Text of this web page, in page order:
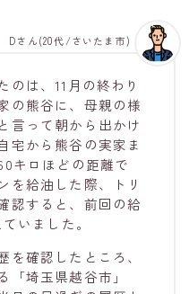
のは、11月の終わり
の熊谷に、母親の様
言って朝から出かけ
宅から熊谷の実家ま
キロほどの距離で
を給油した際、トリ
認すると、前回の給
いました。
確認したところ、
「埼玉県越谷市」
Dさん(20代/さいたま市)